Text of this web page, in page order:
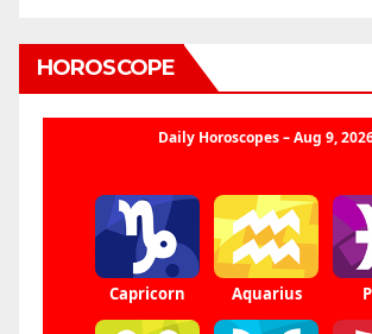
HOROSCOPE